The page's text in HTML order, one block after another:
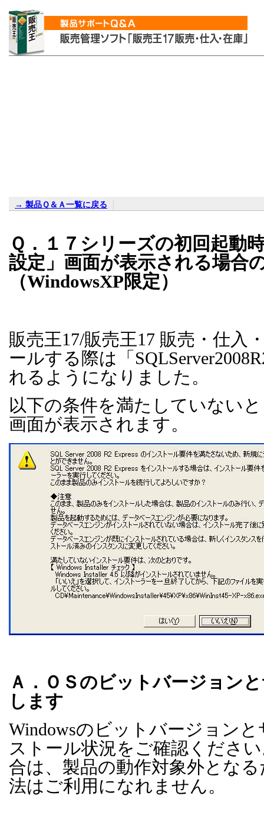
→ 製品Ｑ＆Ａ一覧に戻る
Ｑ．１７シリーズの初回起動
設定」画面が表示される場合
（WindowsXP限定）
販売王17/販売王17 販売・仕入
ールする際は「
れるようになりました。
以下の条件を満たしていない
画面が表示されます。
Ａ．ＯＳのビットバージョン
します
Windowsのビットバージョン
ストール状況をご確認くださ
合は、製品の動作対象外とな
法はご利用になれません。